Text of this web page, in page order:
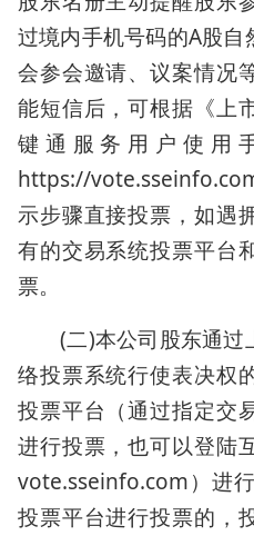
过境内手机号码的A股
会参会邀请、议案情况
能短信后，可根据《上
键通服务用户使用
https://
示步骤直接投票，如遇
有的交易系统投票平台
票。
(二)本公司股东通过
络投票系统行使表决权
投票平台（通过指定交
进行投票，也可以登陆
vote.sseinfo.com）进
投票平台进行投票的，